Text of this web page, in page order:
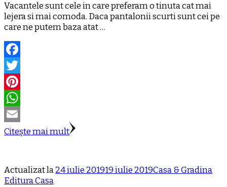
Vacantele sunt cele in care preferam o tinuta cat mai
lejera si mai comoda. Daca pantalonii scurti sunt cei pe
care ne putem baza atat …
Facebook
Twitter
Pinterest
WhatsApp
Email
Citește mai mult
Actualizat la24 iulie 201919 iulie 2019Casa & Gradina
Editura Casa